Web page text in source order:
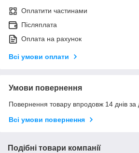
Оплатити частинами
Післяплата
Оплата на рахунок
Всі умови оплати
Умови повернення
Повернення товару впродовж 14 днів за
Всі умови повернення
Подібні товари компанії